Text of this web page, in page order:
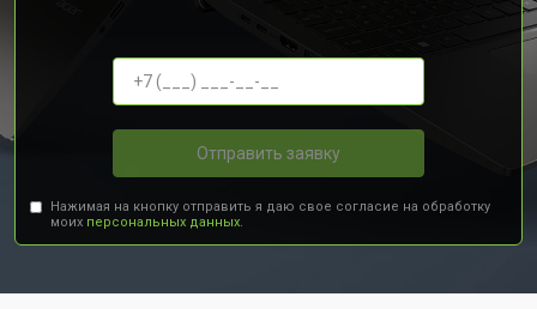
Отправить заявку
Нажимая на кнопку отправить я даю свое согласие на обработку
моих персональных данных.